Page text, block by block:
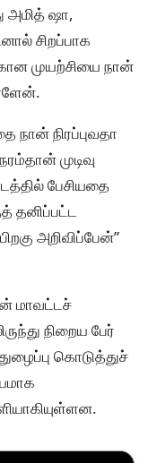
அமித் ஷா,
சிறப்பாக
முயற்சியை நான்
நான் நிரப்புவதா
முடிவு
பேசியதை
தனிப்பட்ட
அறிவிப்பேன்”
மாவட்டச்
நிறைய பேர்
கொடுத்துச்